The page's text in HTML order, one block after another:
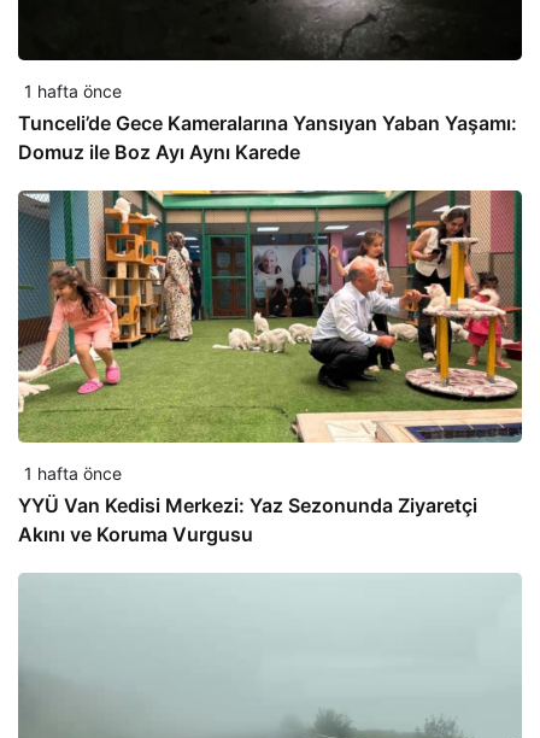
1 hafta önce
Tunceli’de Gece Kameralarına Yansıyan Yaban Yaşamı:
Domuz ile Boz Ayı Aynı Karede
1 hafta önce
YYÜ Van Kedisi Merkezi: Yaz Sezonunda Ziyaretçi
Akını ve Koruma Vurgusu